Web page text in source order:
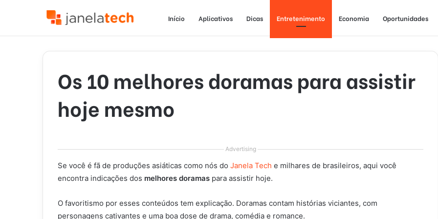
Início Aplicativos Dicas Entretenimento Economia Oportunidades
Os 10 melhores doramas para assistir
hoje mesmo
Advertising
Se você é fã de produções asiáticas como nós do Janela Tech e milhares de brasileiros, aqui você
encontra indicações dos melhores doramas para assistir hoje.
O favoritismo por esses conteúdos tem explicação. Doramas contam histórias viciantes, com
personagens cativantes e uma boa dose de drama, comédia e romance.